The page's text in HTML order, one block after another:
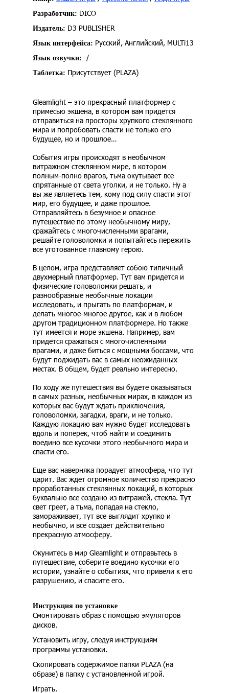
Разработчик: DICO
Издатель: D3 PUBLISHER
Язык интерфейса: Русский, Английский, MULTi13
Язык озвучки: -/-
Таблетка: Присутствует (PLAZA)
Gleamlight – это прекрасный платформер с
примесью экшена, в котором вам придется
отправиться на просторы хрупкого стеклянного
мира и попробовать спасти не только его
будущее, но и прошлое…
События игры происходят в необычном
витражном стеклянном мире, в котором
полным-полно врагов, тьма окутывает все
спрятанные от света уголки, и не только. Ну а
вы же являетесь тем, кому под силу спасти этот
мир, его будущее, и даже прошлое.
Отправляйтесь в безумное и опасное
путешествие по этому необычному миру,
сражайтесь с многочисленными врагами,
решайте головоломки и попытайтесь пережить
все уготованное главному герою.
В целом, игра представляет собою типичный
двухмерный платформер. Тут вам придется и
физические головоломки решать, и
разнообразные необычные локации
исследовать, и прыгать по платформам, и
делать многое-многое другое, как и в любом
другом традиционном платформере. Но также
тут имеется и море экшена. Например, вам
придется сражаться с многочисленными
врагами, и даже биться с мощными боссами, что
будут поджидать вас в самых неожиданных
местах. В общем, будет реально интересно.
По ходу же путешествия вы будете оказываться
в самых разных, необычных мирах, в каждом из
которых вас будут ждать приключения,
головоломки, загадки, враги, и не только.
Каждую локацию вам нужно будет исследовать
вдоль и поперек, чтоб найти и соединить
воедино все кусочки этого необычного мира и
спасти его.
Еще вас наверняка порадует атмосфера, что тут
царит. Вас ждет огромное количество прекрасно
проработанных стеклянных локаций, в которых
буквально все создано из витражей, стекла. Тут
свет греет, а тьма, попадая на стекло,
замораживает, тут все выглядит хрупко и
необычно, и все создает действительно
прекрасную атмосферу.
Окунитесь в мир Gleamlight и отправьтесь в
путешествие, соберите воедино кусочки его
истории, узнайте о событиях, что привели к его
разрушению, и спасите его.
Инструкция по установке
Смонтировать образ с помощью эмуляторов
дисков.
Установить игру, следуя инструкциям
программы установки.
Скопировать содержимое папки PLAZA (на
образе) в папку с установленной игрой.
Играть.